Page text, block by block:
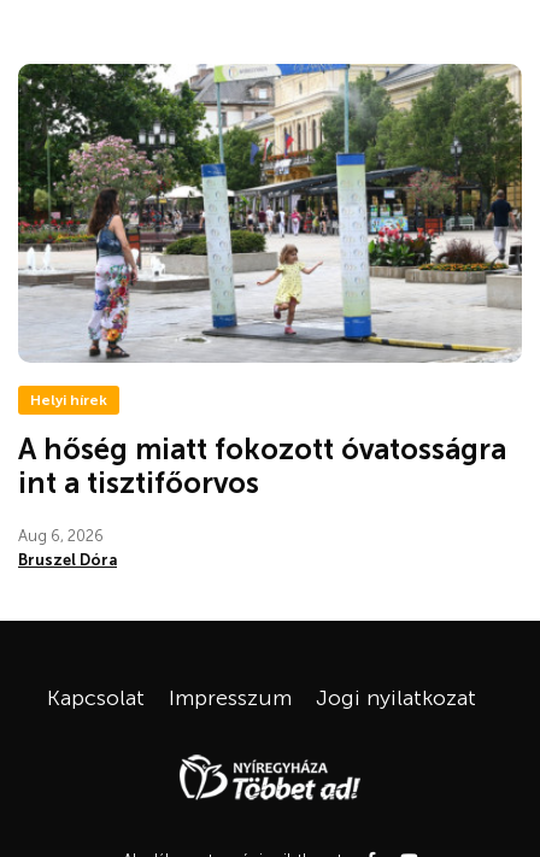
Helyi hírek
A hőség miatt fokozott óvatosságra
int a tisztifőorvos
Aug 6, 2026
Bruszel Dóra
Kapcsolat Impresszum Jogi nyilatkozat